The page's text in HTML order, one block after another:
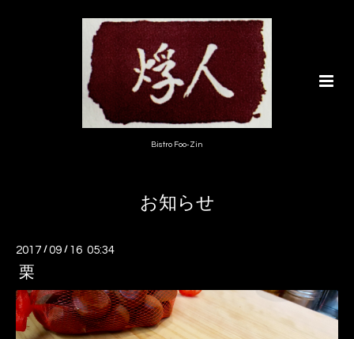
Bistro Foo-Zin
お知らせ
2017 /09 / 16 05:34
栗